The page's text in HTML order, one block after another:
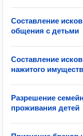
Составление
общения с детьми
Составление
нажитого
Разрешение
проживания детей